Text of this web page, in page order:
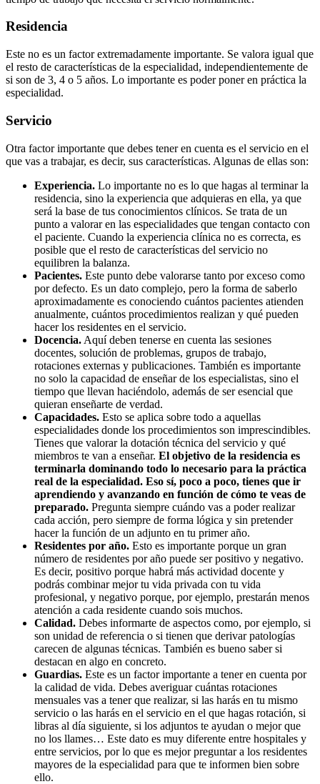
Residencia
Este no es un factor extremadamente importante. Se valora igual que
el resto de características de la especialidad, independientemente de
si son de 3, 4 o 5 años. Lo importante es poder poner en práctica la
especialidad.
Servicio
Otra factor importante que debes tener en cuenta es el servicio en el
que vas a trabajar, es decir, sus características. Algunas de ellas son:
Experiencia. Lo importante no es lo que hagas al terminar la
residencia, sino la experiencia que adquieras en ella, ya que
será la base de tus conocimientos clínicos. Se trata de un
punto a valorar en las especialidades que tengan contacto con
el paciente. Cuando la experiencia clínica no es correcta, es
posible que el resto de características del servicio no
equilibren la balanza.
Pacientes. Este punto debe valorarse tanto por exceso como
por defecto. Es un dato complejo, pero la forma de saberlo
aproximadamente es conociendo cuántos pacientes atienden
anualmente, cuántos procedimientos realizan y qué pueden
hacer los residentes en el servicio.
Docencia. Aquí deben tenerse en cuenta las sesiones
docentes, solución de problemas, grupos de trabajo,
rotaciones externas y publicaciones. También es importante
no solo la capacidad de enseñar de los especialistas, sino el
tiempo que llevan haciéndolo, además de ser esencial que
quieran enseñarte de verdad.
Capacidades. Esto se aplica sobre todo a aquellas
especialidades donde los procedimientos son imprescindibles.
Tienes que valorar la dotación técnica del servicio y qué
miembros te van a enseñar. El objetivo de la residencia es
terminarla dominando todo lo necesario para la práctica
real de la especialidad. Eso sí, poco a poco, tienes que ir
aprendiendo y avanzando en función de cómo te veas de
preparado. Pregunta siempre cuándo vas a poder realizar
cada acción, pero siempre de forma lógica y sin pretender
hacer la función de un adjunto en tu primer año.
Residentes por año. Esto es importante porque un gran
número de residentes por año puede ser positivo y negativo.
Es decir, positivo porque habrá más actividad docente y
podrás combinar mejor tu vida privada con tu vida
profesional, y negativo porque, por ejemplo, prestarán menos
atención a cada residente cuando sois muchos.
Calidad. Debes informarte de aspectos como, por ejemplo, si
son unidad de referencia o si tienen que derivar patologías
carecen de algunas técnicas. También es bueno saber si
destacan en algo en concreto.
Guardias. Este es un factor importante a tener en cuenta por
la calidad de vida. Debes averiguar cuántas rotaciones
mensuales vas a tener que realizar, si las harás en tu mismo
servicio o las harás en el servicio en el que hagas rotación, si
libras al día siguiente, si los adjuntos te ayudan o mejor que
no los llames… Este dato es muy diferente entre hospitales y
entre servicios, por lo que es mejor preguntar a los residentes
mayores de la especialidad para que te informen bien sobre
ello.